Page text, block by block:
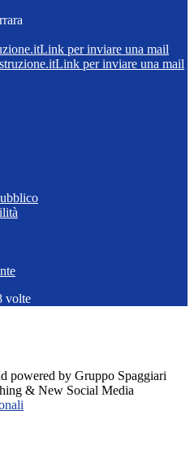
Link per inviare una mail
Link per inviare una mail
volte
powered by Gruppo Spaggiari
& New Social Media